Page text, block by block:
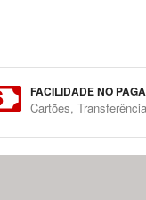
FACILIDADE NO
Cartões,